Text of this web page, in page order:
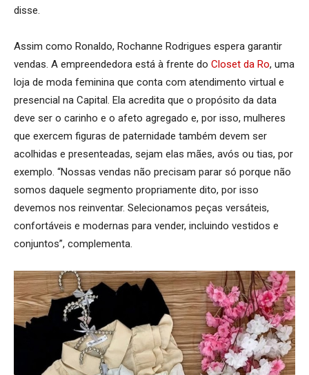
disse.
Assim como Ronaldo, Rochanne Rodrigues espera garantir
vendas. A empreendedora está à frente do Closet da Ro, uma
loja de moda feminina que conta com atendimento virtual e
presencial na Capital. Ela acredita que o propósito da data
deve ser o carinho e o afeto agregado e, por isso, mulheres
que exercem figuras de paternidade também devem ser
acolhidas e presenteadas, sejam elas mães, avós ou tias, por
exemplo. “Nossas vendas não precisam parar só porque não
somos daquele segmento propriamente dito, por isso
devemos nos reinventar. Selecionamos peças versáteis,
confortáveis e modernas para vender, incluindo vestidos e
conjuntos”, complementa.